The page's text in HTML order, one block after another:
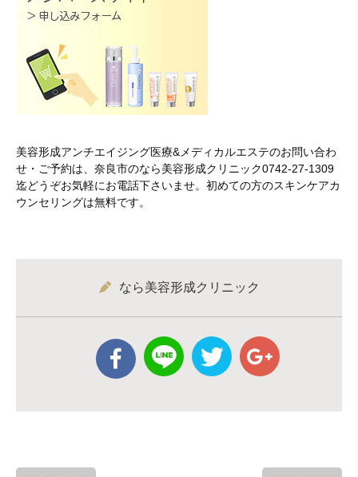
美容形成アンチエイジング医療&メディカルエステのお問い合わ
せ・ご予約は、奈良市のなら美容形成クリニック0742-27-1309
迄どうぞお気軽にお電話下さいませ。初めての方のスキンケアカ
ウンセリングは無料です。
なら美容形成クリニック